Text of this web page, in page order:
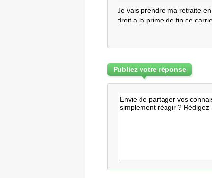
Je vais prendre ma retraite
droit a la prime de fin de
Publiez votre réponse